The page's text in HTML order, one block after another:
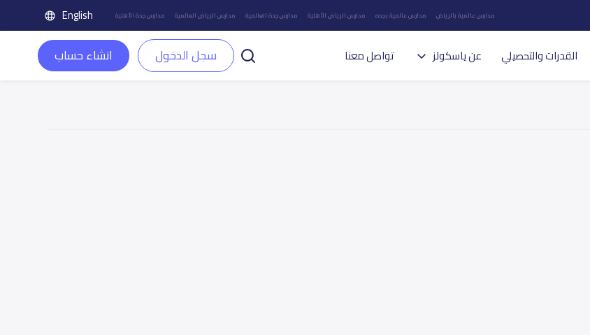
مدارس عالمية بالرياض مدارس عالمية بجده مدارس الرياض الأهلية مدارس جدة العالمية مدارس الرياض العالمية مدارس جدة الأهلية English
القدرات والتحصيلي عن ياسكولز تواصل معنا سجل الدخول انشاء حساب